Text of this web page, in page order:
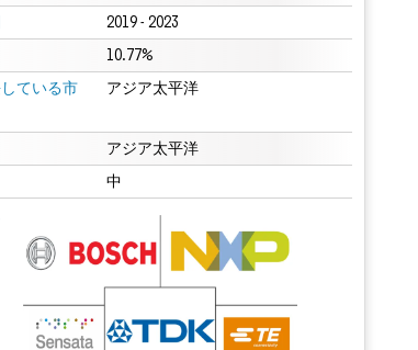
2019 - 2023
10.77%
ている市
アジア太平洋
アジア太平洋
中